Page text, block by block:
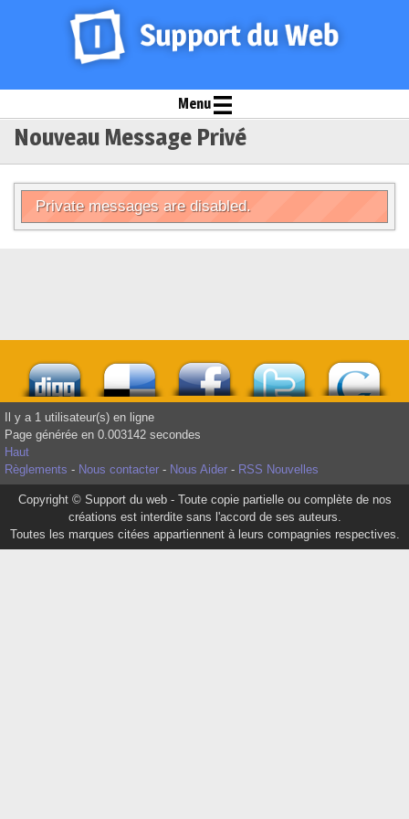
Menu
Nouveau Message Privé
Private messages are disabled.
Il y a 1 utilisateur(s) en ligne
Page générée en 0.003142 secondes
Haut
Règlements - Nous contacter - Nous Aider - RSS Nouvelles
Copyright © Support du web - Toute copie partielle ou complète de nos
créations est interdite sans l'accord de ses auteurs.
Toutes les marques citées appartiennent à leurs compagnies respectives.